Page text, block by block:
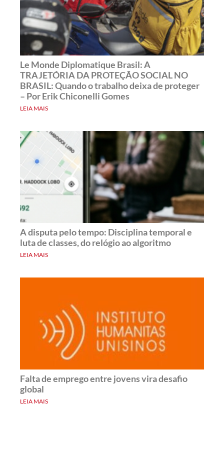
Le Monde Diplomatique Brasil: A
TRAJETÓRIA DA PROTEÇÃO SOCIAL NO
BRASIL: Quando o trabalho deixa de proteger
– Por Erik Chiconelli Gomes
LEIA MAIS
A disputa pelo tempo: Disciplina temporal e
luta de classes, do relógio ao algoritmo
LEIA MAIS
Falta de emprego entre jovens vira desafio
global
LEIA MAIS